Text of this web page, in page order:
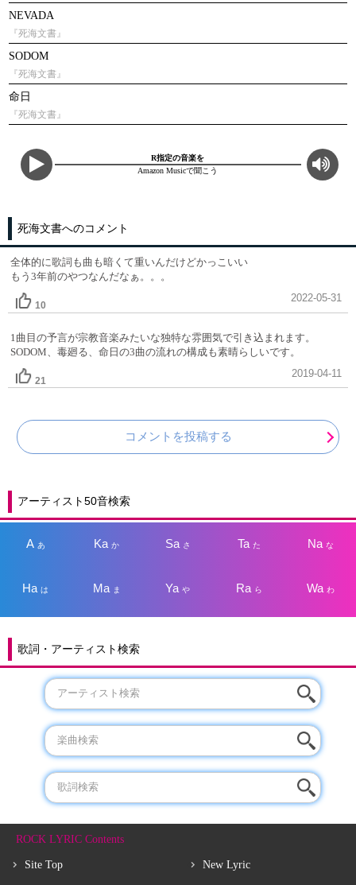
NEVADA
『死海文書』
SODOM
『死海文書』
命日
『死海文書』
R指定の音楽を
Amazon Musicで聞こう
死海文書へのコメント
全体的に歌詞も曲も暗くて重いんだけどかっこいい
もう3年前のやつなんだなぁ。。。
10
2022-05-31
1曲目の予言が宗教音楽みたいな独特な雰囲気で引き込まれます。
SODOM、毒廻る、命日の3曲の流れの構成も素晴らしいです。
21
2019-04-11
コメントを投稿する
アーティスト50音検索
A あ Kaか Sa さ Taた Na な
Haは Ma ま Yaや Ra ら Wa わ
歌詞・アーティスト検索
ROCK LYRIC Contents
Site Top New Lyric